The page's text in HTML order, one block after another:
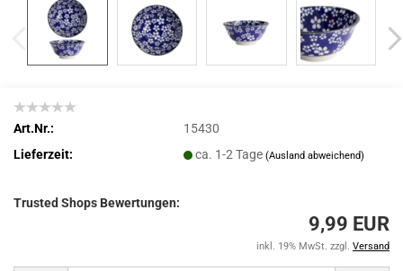
Art.Nr.:
15430
Lieferzeit:
ca. 1-2 Tage(Ausland abweichend)
Trusted Shops Bewertungen:
9,99 EUR
inkl. 19% MwSt. zzgl. Versand